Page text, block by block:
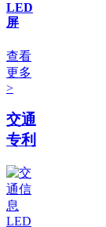
LED
屏
查看
更多
>
交通
专利